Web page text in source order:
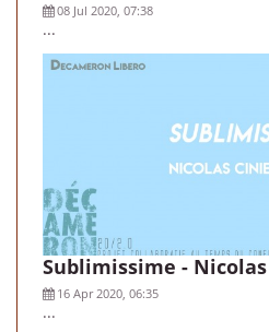
08 Jul 2020, 07:38
...
Sublimissime -
16 Apr 2020, 06:35
...